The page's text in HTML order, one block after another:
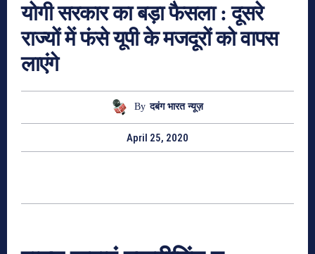
योगी सरकार का बड़ा फैसला : दूसरे
राज्यों में फंसे यूपी के मजदूरों को वापस
लाएंगे
By दबंग भारत न्यूज़
April 25, 2020